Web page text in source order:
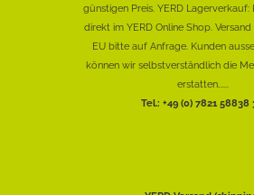
günstigen Preis. YERD Lagerverkauf:
direkt im YERD Online Shop.
EU bitte auf Anfrage. Kunden
können wir selbstverständlich die
erstatten......
Tel.: +49 (0) 7821 58838